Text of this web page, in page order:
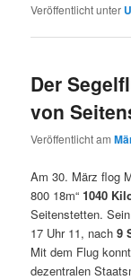
Veröffentlicht unter
Der
von
Veröffentlicht am
Am 30. März flog
800 18m“1040
Seitenstetten.
17 Uhr 11, nach9
Mit dem Flug
dezentralen